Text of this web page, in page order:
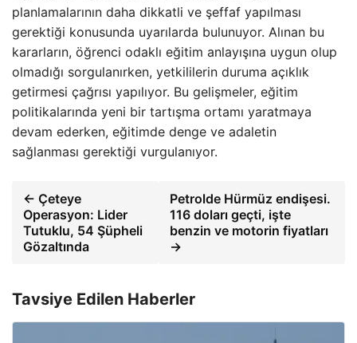
planlamalarının daha dikkatli ve şeffaf yapılması
gerektiği konusunda uyarılarda bulunuyor. Alınan bu
kararların, öğrenci odaklı eğitim anlayışına uygun olup
olmadığı sorgulanırken, yetkililerin duruma açıklık
getirmesi çağrısı yapılıyor. Bu gelişmeler, eğitim
politikalarında yeni bir tartışma ortamı yaratmaya
devam ederken, eğitimde denge ve adaletin
sağlanması gerektiği vurgulanıyor.
← Çeteye
Operasyon: Lider
Tutuklu, 54 Şüpheli
Gözaltında
Petrolde Hürmüz endişesi.
116 doları geçti, işte
benzin ve motorin fiyatları
→
Tavsiye Edilen Haberler